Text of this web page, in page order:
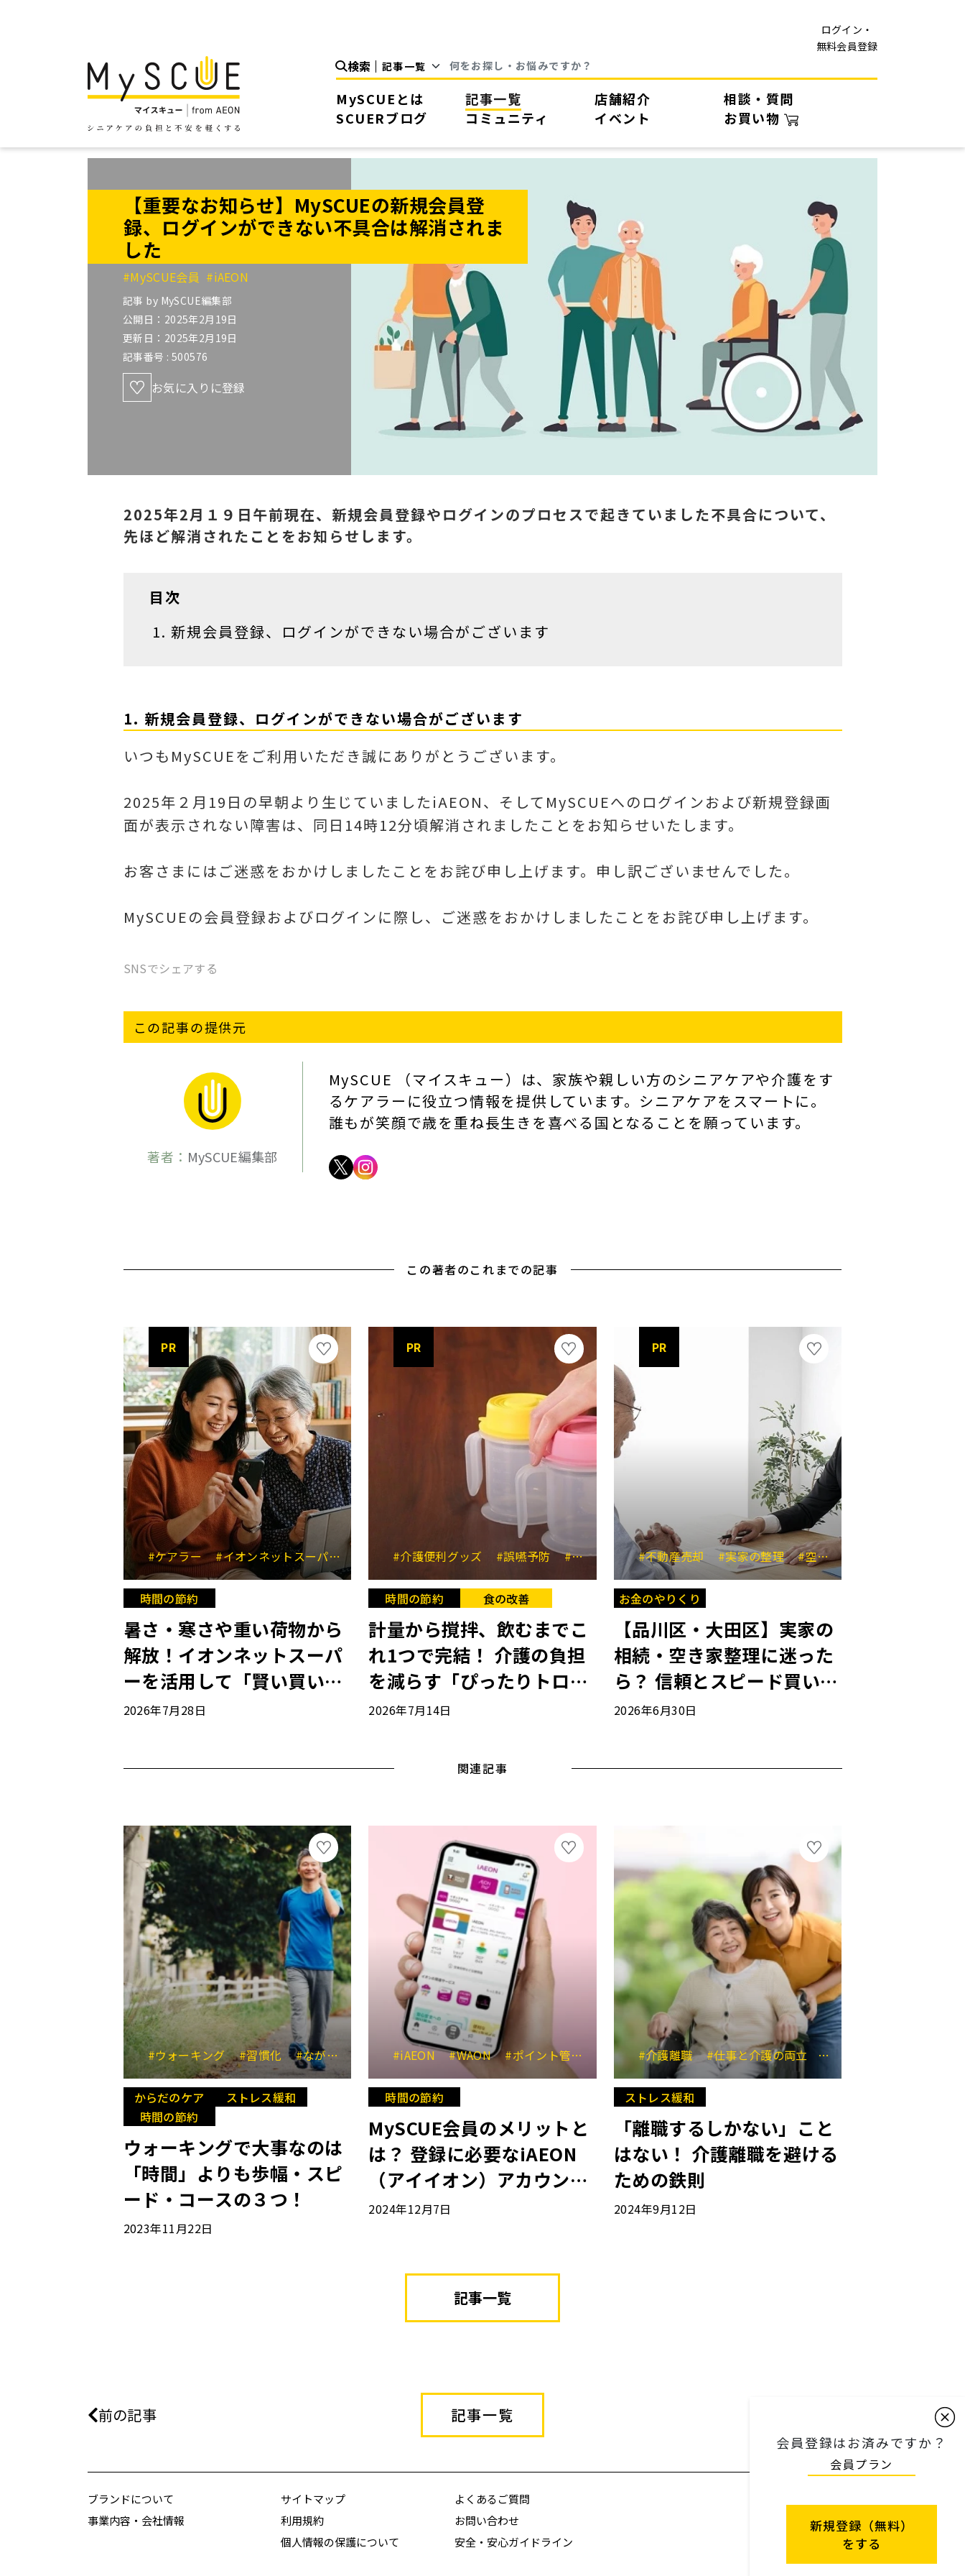
ログイン・
無料会員登録
検索
MySCUEとは 記事一覧 店舗紹介
相談・質問
SCUERブログ
コミュニティ イベント お買い物
【重要なお知らせ】MySCUEの新規会員登
録、ログインができない不具合は解消されま
した
#MySCUE会員 #iAEON
記事 by MySCUE編集部
公開日：2025年2月19日
更新日：2025年2月19日
記事番号 : 500576
お気に入りに登録
2025年2月１９日午前現在、新規会員登録やログインのプロセスで起きていました不具合について、
先ほど解消されたことをお知らせします。
目次
新規会員登録、ログインができない場合がございます
1. 新規会員登録、ログインができない場合がございます
いつもMySCUEをご利用いただき誠にありがとうございます。
2025年２月19日の早朝より生じていましたiAEON、そしてMySCUEへのログインおよび新規登録画
面が表示されない障害は、同日14時12分頃解消されましたことをお知らせいたします。
お客さまにはご迷惑をおかけしましたことをお詫び申し上げます。申し訳ございませんでした。
MySCUEの会員登録およびログインに際し、ご迷惑をおかけしましたことをお詫び申し上げます。
SNSでシェアする
この記事の提供元
著者： MySCUE編集部
MySCUE （マイスキュー）は、家族や親しい方のシニアケアや介護をす
るケアラーに役立つ情報を提供しています。シニアケアをスマートに。
誰もが笑顔で歳を重ね長生きを喜べる国となることを願っています。
この著者のこれまでの記事
PR
#ケアラー #イオンネットスーパー #親のサポート #代理注文 #見守り #負担軽減
時間の節約
暑さ・寒さや重い荷物から
解放！イオンネットスーパ
ーを活用して「賢い買い
物」を習慣に
2026年7月28日
PR
#介護便利グッズ #誤嚥予防 #とろみ調整 #時短家事
時間の節約 食の改善
計量から撹拌、飲むまでこ
れ1つで完結！ 介護の負担
を減らす「ぴったりトロミ
がつくカップ」
2026年7月14日
PR
#不動産売却 #実家の整理 #空き家対策
お金のやりくり
【品川区・大田区】実家の
相続・空き家整理に迷った
ら？ 信頼とスピード買い取
りの東邦ハウジングへ
2026年6月30日
関連記事
#ウォーキング #習慣化 #ながらウォーキング #ウォーキングアプリ #ウォーキングイベント
からだのケア
ストレス緩和
時間の節約
ウォーキングで大事なのは
「時間」よりも歩幅・スピ
ード・コースの３つ！
2023年11月22日
#iAEON #WAON #ポイント管理 #トータルアプリ #MySCUE会員
時間の節約
MySCUE会員のメリットと
は？ 登録に必要なiAEON
（アイイオン）アカウント
とは？
2024年12月7日
#介護離職 #仕事と介護の両立 #環境整備
ストレス緩和
「離職するしかない」こと
はない！ 介護離職を避ける
ための鉄則
2024年9月12日
記事一覧
前の記事 記事一覧
会員登録はお済みですか？
会員プラン
新規登録（無料）
をする
ブランドについて
事業内容・会社情報
サイトマップ
利用規約
個人情報の保護について
よくあるご質問
お問い合わせ
安全・安心ガイドライン